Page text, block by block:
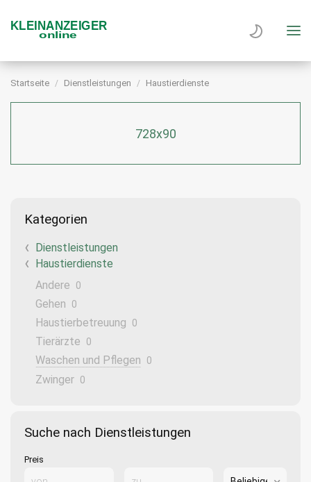
Startseite Dienstleistungen Haustierdienste
728x90
Kategorien
Dienstleistungen
Haustierdienste
Andere
0
Gehen 0
Haustierbetreuung 0
Tierärzte 0
Waschen und Pflegen 0
Zwinger 0
Suche nach Dienstleistungen
Preis